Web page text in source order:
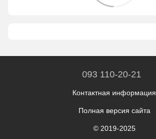
093 110-20-21
Контактная информация
Полная версия сайта
© 2019-2025